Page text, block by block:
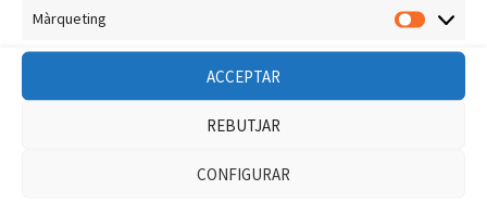
Màrqueting
ACCEPTAR
REBUTJAR
CONFIGURAR
juliol 2023
juny 2023